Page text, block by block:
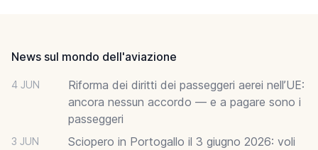
News sul mondo dell'aviazione
4 JUN
Riforma dei diritti dei passeggeri aerei nell’UE:
ancora nessun accordo — e a pagare sono i
passeggeri
3 JUN
Sciopero in Portogallo il 3 giugno 2026: voli